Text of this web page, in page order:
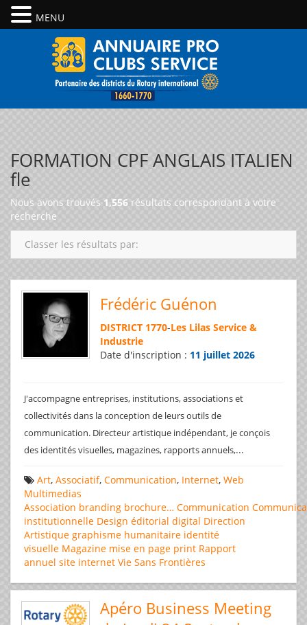
FORMATION CPF ANGLAIS ITALIEN
fle
Nous avons trouvés 1,556 résultats correspondant à votre
recherche
Classer les résultats par:
Frédéric Guénon
DISTRICT 1770-Les Lilas Service &
Industrie
Date d'inscription : 11 juillet 2026
J'accompagne entreprises, institutions, associations et
collectivités dans la conception de leurs outils de
communication. Directeur artistique indépendant, je conçois
des identités visuelles, magazines, rapports annuels,...
Art, Associatif, Communication, Internet, Web
Multimedias
Association branding brochure… Communication
institutionnelle Design éditorial digital Direction
Artistique graphisme humanitaire identité
visuelle Magazine mise en page print Rapport
annuel site internet Vie Sans Frontières
Apéro Business Meeting
MENU